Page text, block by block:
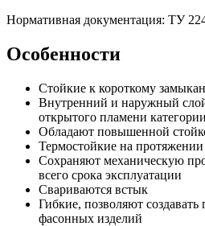
Нормативная документация: ТУ
Особенности
Стойкие к короткому
Внутренний и наружный
открытого пламени
Обладают повышенной
Термостойкие на протяжении
Сохраняют механическую
всего срока эксплуатации
Свариваются встык
Гибкие, позволяют
фасонных изделий